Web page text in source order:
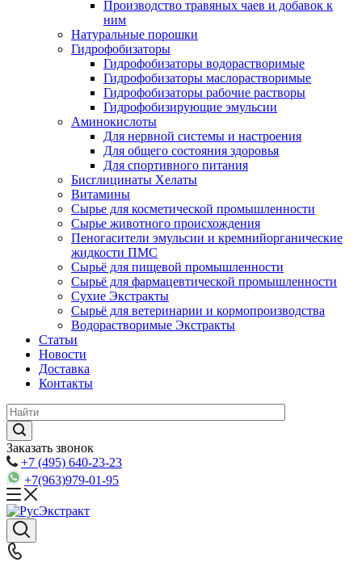
Производство травяных чаев и добавок к
ним
Натуральные порошки
Гидрофобизаторы
Гидрофобизаторы водорастворимые
Гидрофобизаторы маслорастворимые
Гидрофобизаторы рабочие растворы
Гидрофобизирующие эмульсии
Аминокислоты
Для нервной системы и настроения
Для общего состояния здоровья
Для спортивного питания
Бисглицинаты Хелаты
Витамины
Сырье для косметической промышленности
Сырье животного происхождения
Пеногасители эмульсии и кремнийорганические
жидкости ПМС
Сырьё для пищевой промышленности
Сырьё для фармацевтической промышленности
Сухие Экстракты
Сырьё для ветеринарии и кормопроизводства
Водорастворимые Экстракты
Статьи
Новости
Доставка
Контакты
Заказать звонок
+7 (495) 640-23-23
+7(963)979-01-95